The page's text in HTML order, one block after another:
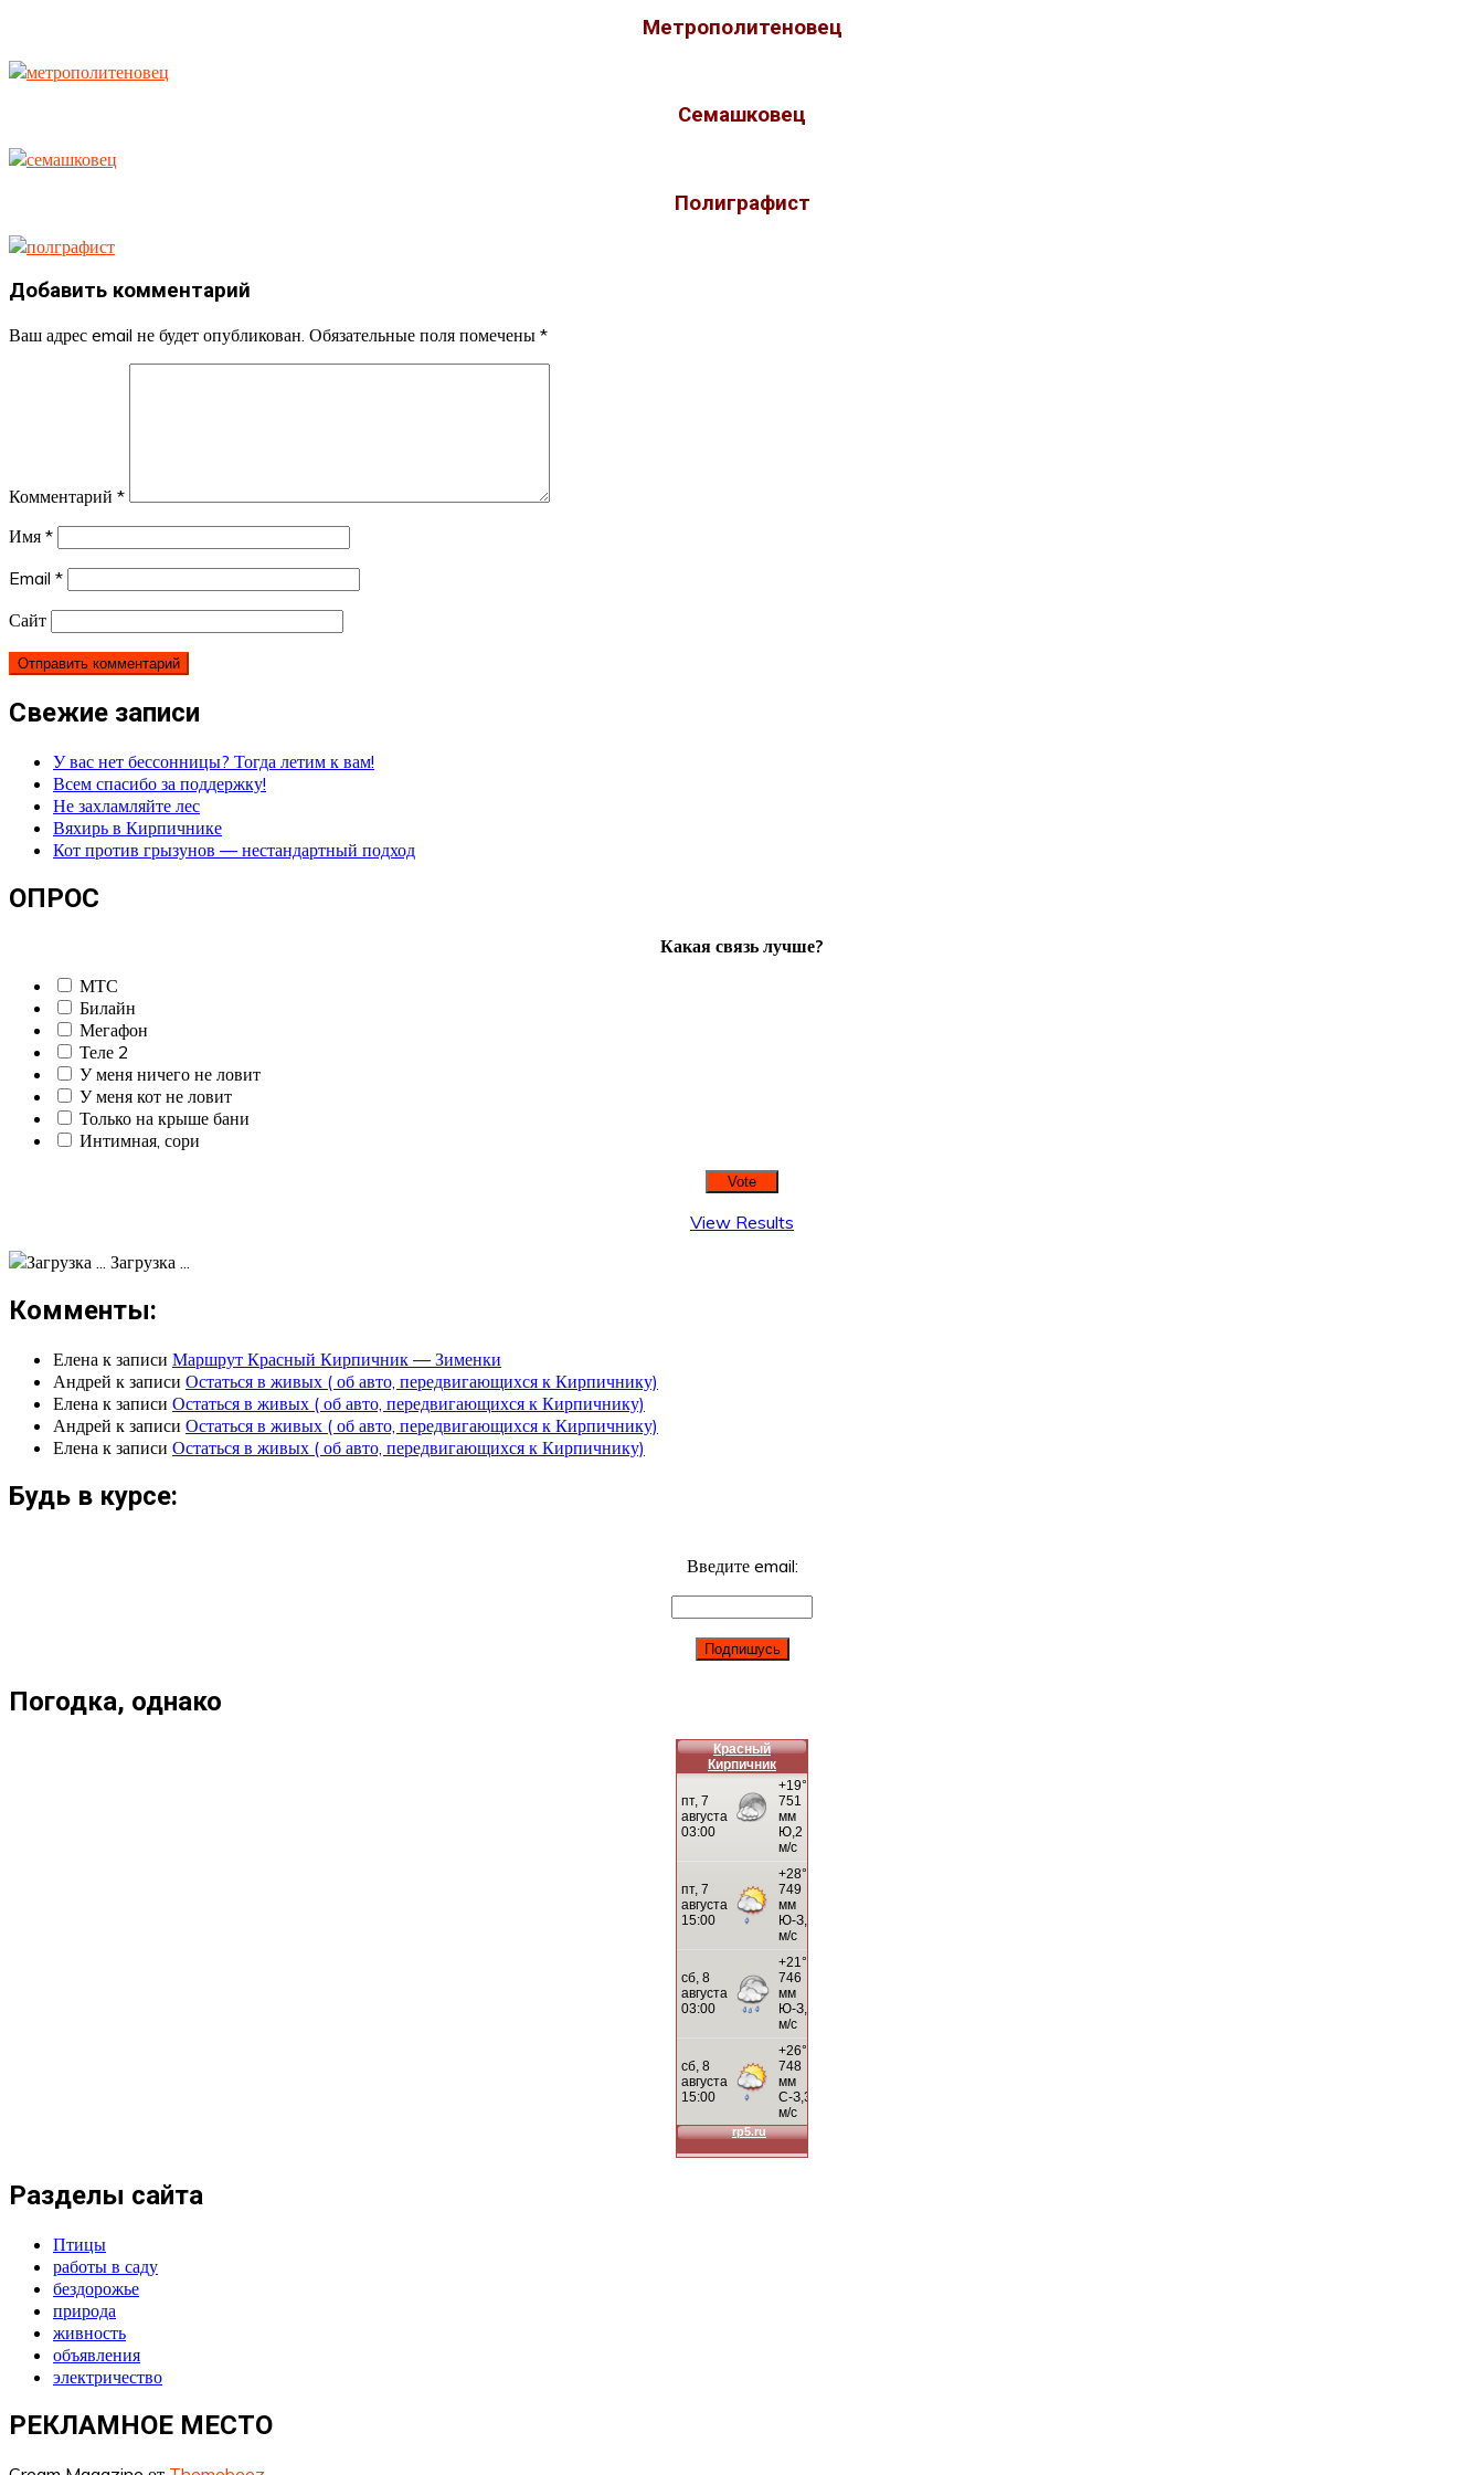
Метрополитеновец
Семашковец
Полиграфист
Добавить комментарий
Ваш адрес email не будет опубликован. Обязательные поля помечены *
Комментарий *
Имя *
Email *
Сайт
Свежие записи
У вас нет бессонницы? Тогда летим к вам!
Всем спасибо за поддержку!
Не захламляйте лес
Вяхирь в Кирпичнике
Кот против грызунов — нестандартный подход
ОПРОС
Какая связь лучше?
МТС
Билайн
Мегафон
Теле 2
У меня ничего не ловит
У меня кот не ловит
Только на крыше бани
Интимная, сори
View Results
Загрузка ...
Комменты:
Елена к записи Маршрут Красный Кирпичник — Зименки
Андрей к записи Остаться в живых ( об авто, передвигающихся к Кирпичнику)
Елена к записи Остаться в живых ( об авто, передвигающихся к Кирпичнику)
Андрей к записи Остаться в живых ( об авто, передвигающихся к Кирпичнику)
Елена к записи Остаться в живых ( об авто, передвигающихся к Кирпичнику)
Будь в курсе:
Введите email:
Погодка, однако
Красный
Кирпичник
Разделы сайта
Птицы
работы в саду
бездорожье
природа
живность
объявления
электричество
РЕКЛАМНОЕ МЕСТО